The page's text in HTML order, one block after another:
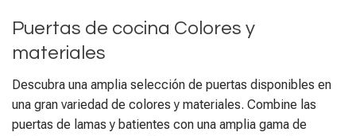
Puertas de cocina Colores y
materiales
Descubra una amplia selección de puertas disponibles en
una gran variedad de colores y materiales. Combine las
puertas de lamas y batientes con una amplia gama de